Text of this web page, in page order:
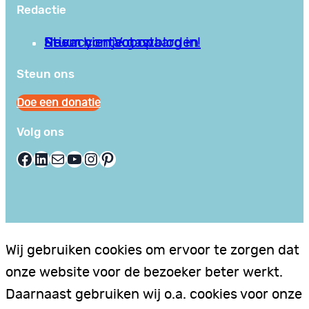
Redactie
Privacy en Voorwaarden
Stuur hier je gastblog in!
Neem contact op
Steun ons
Doe een donatie
Volg ons
Facebook LinkedIn E-mail YouTube InstagramPinterest
Wij gebruiken cookies om ervoor te zorgen dat
onze website voor de bezoeker beter werkt.
Daarnaast gebruiken wij o.a. cookies voor onze